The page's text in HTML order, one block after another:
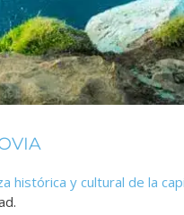
histórica y cultural de la